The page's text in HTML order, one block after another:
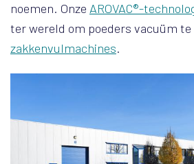
noemen. Onze AROVAC®-
ter wereld om poeders vacuüm
zakkenvulmachines.